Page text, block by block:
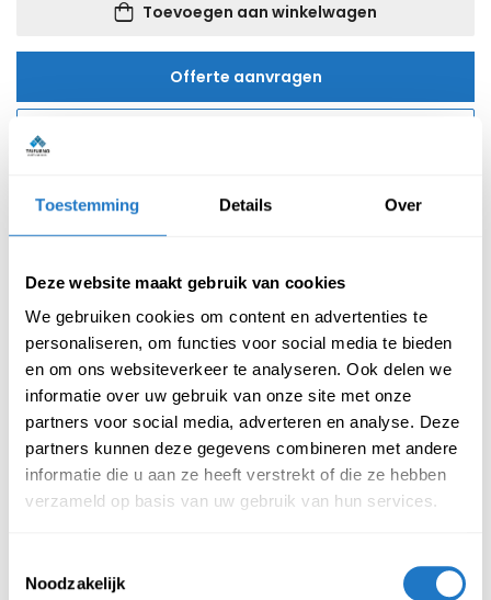
Toestemming Details Over
Deze website maakt gebruik van cookies
We gebruiken cookies om content en advertenties te
personaliseren, om functies voor social media te bieden
en om ons websiteverkeer te analyseren. Ook delen we
informatie over uw gebruik van onze site met onze
partners voor social media, adverteren en analyse. Deze
partners kunnen deze gegevens combineren met andere
informatie die u aan ze heeft verstrekt of die ze hebben
verzameld op basis van uw gebruik van hun services.
Noodzakelijk
Toevoegen aan winkelwagen
Offerte aanvragen
Reviews van klanten
Beschrijving Specificatie
Prachtige ergonomisch ontworpen en tevens zeer moderne
design bureaustoel. Inzetbaar als bureaustoel en